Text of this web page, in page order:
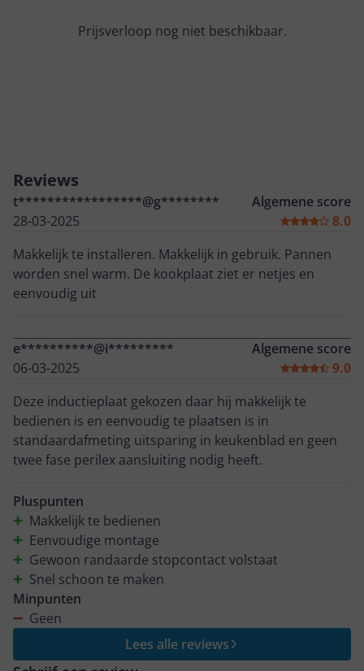
Prijsverloop nog niet beschikbaar.
Reviews
t*****************@g********
28-03-2025
Algemene score
8.0
Makkelijk te installeren. Makkelijk in gebruik. Pannen
worden snel warm. De kookplaat ziet er netjes en
eenvoudig uit
e**********@i*********
06-03-2025
Algemene score
9.0
Deze inductieplaat gekozen daar hij makkelijk te
bedienen is en eenvoudig te plaatsen is in
standaardafmeting uitsparing in keukenblad en geen
twee fase perilex aansluiting nodig heeft.
Pluspunten
Makkelijk te bedienen
Eenvoudige montage
Gewoon randaarde stopcontact volstaat
Snel schoon te maken
Minpunten
Geen
Lees alle reviews